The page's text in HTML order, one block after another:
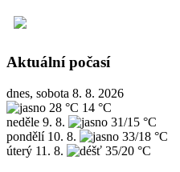
Aktuální počasí
dnes, sobota 8. 8. 2026
28 °C 14 °C
neděle 9. 8.
31/15 °C
pondělí 10. 8.
33/18 °C
úterý 11. 8. 35/20 °C